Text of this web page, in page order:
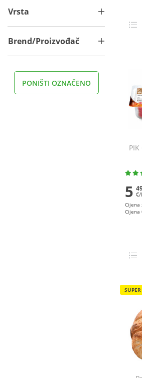
Vrsta
Brend/Proizvođač
PONIŠTI OZNAČENO
5
Cijena
Cijena